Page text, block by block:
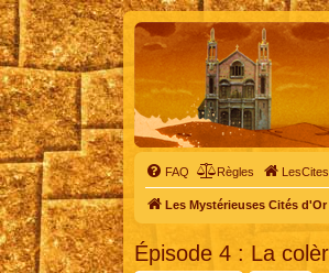
FAQ Règles
Les Mystérieuses Cités
Épisode 4 : La